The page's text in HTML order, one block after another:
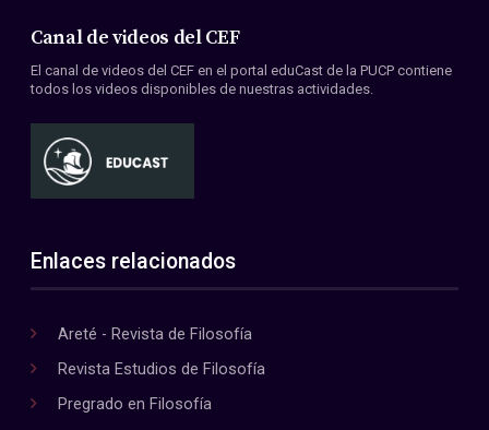
Canal de videos del CEF
El canal de videos del CEF en el portal eduCast de la PUCP contiene
todos los videos disponibles de nuestras actividades.
Enlaces relacionados
Areté - Revista de Filosofía
Revista Estudios de Filosofía
Pregrado en Filosofía